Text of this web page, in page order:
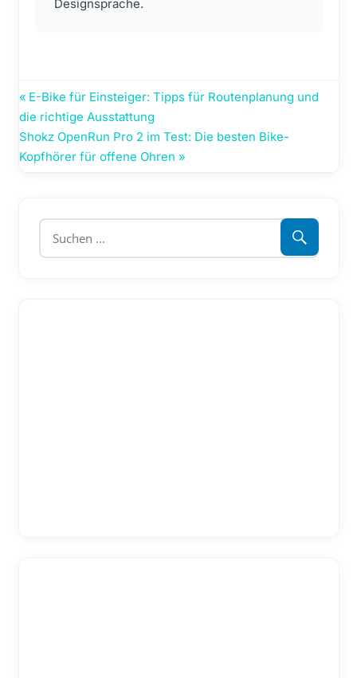
Designsprache.
Beitragsnavigation
Vorheriger
Beitrag:
E-Bike für Einsteiger: Tipps für Routenplanung und
die richtige Ausstattung
Nächster
Beitrag:
Shokz OpenRun Pro 2 im Test: Die besten Bike-
Kopfhörer für offene Ohren